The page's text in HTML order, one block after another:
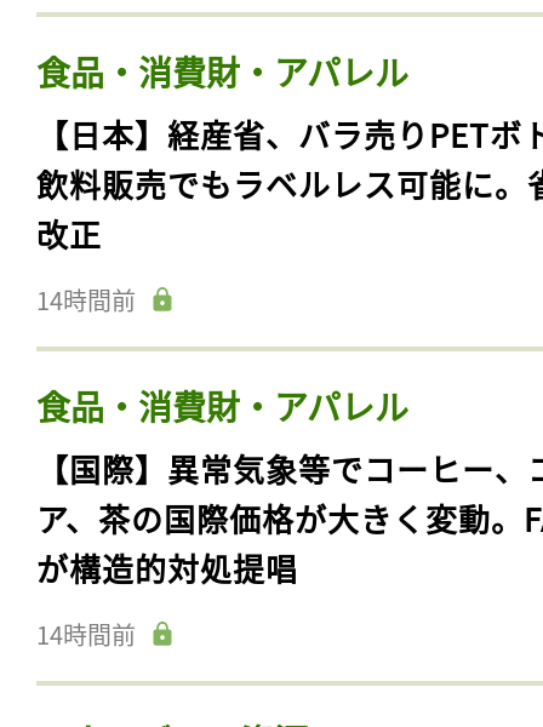
食品・消費財・アパレル
【日本】経産省、バラ売りPETボ
飲料販売でもラベルレス可能に。
改正
14時間前
食品・消費財・アパレル
【国際】異常気象等でコーヒー、
ア、茶の国際価格が大きく変動。
が構造的対処提唱
14時間前